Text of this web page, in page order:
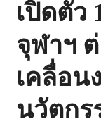
เปิดตัว
จุฬาฯ
เคลื่อน
นวัตกร